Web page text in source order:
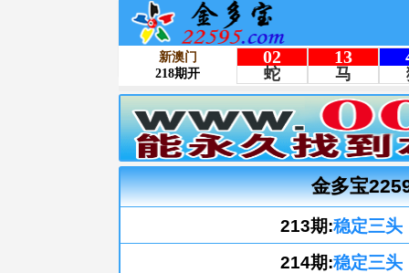
金多宝
213期:稳定三头
214期:稳定三头